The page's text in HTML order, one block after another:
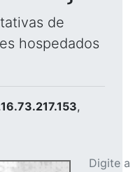
de
hospedados
,
Digite